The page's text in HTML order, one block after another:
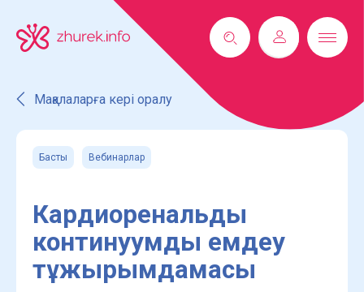
Мақалаларға кері оралу
Басты Вебинарлар
Кардиоренальды
континуумды емдеу
тұжырымдамасы